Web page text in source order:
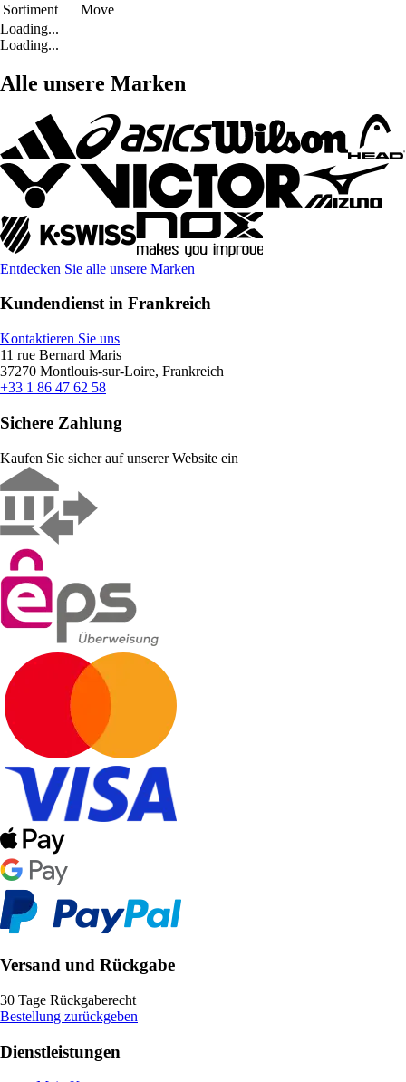
Sortiment
Move
Loading...
Loading...
Alle unsere Marken
Entdecken Sie alle unsere Marken
Kundendienst in Frankreich
Kontaktieren Sie uns
11 rue Bernard Maris
37270 Montlouis-sur-Loire, Frankreich
+33 1 86 47 62 58
Sichere Zahlung
Kaufen Sie sicher auf unserer Website ein
Versand und Rückgabe
30 Tage Rückgaberecht
Bestellung zurückgeben
Dienstleistungen